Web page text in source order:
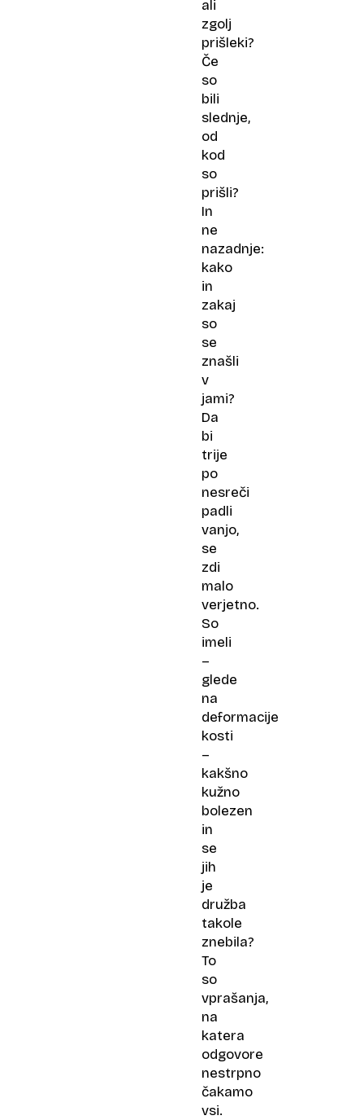
ali
zgolj
prišleki?
Če
so
bili
slednje,
od
kod
so
prišli?
In
ne
nazadnje:
kako
in
zakaj
so
se
znašli
v
jami?
Da
bi
trije
po
nesreči
padli
vanjo,
se
zdi
malo
verjetno.
So
imeli
–
glede
na
deformacije
kosti
–
kakšno
kužno
bolezen
in
se
jih
je
družba
takole
znebila?
To
so
vprašanja,
na
katera
odgovore
nestrpno
čakamo
vsi.